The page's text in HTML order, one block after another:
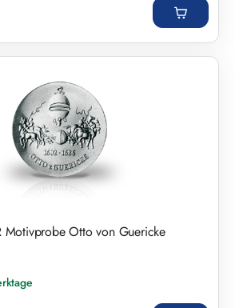
Motivprobe Otto von Guericke